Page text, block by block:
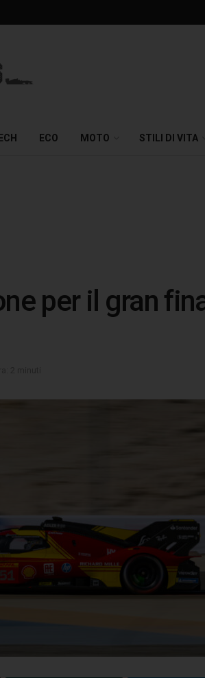
ECO MOTO STILI DI VITA
per il gran